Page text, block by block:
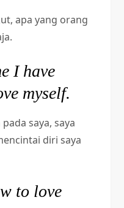
apa yang orang
I have
myself.
saya, saya
diri saya
to love